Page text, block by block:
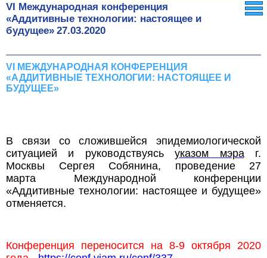
VI Международная конференция
«Аддитивные технологии: настоящее и
будущее» 27.03.2020
VI МЕЖДУНАРОДНАЯ КОНФЕРЕНЦИЯ
«АДДИТИВНЫЕ ТЕХНОЛОГИИ: НАСТОЯЩЕЕ И
БУДУЩЕЕ»
В связи со сложившейся эпидемиологической
ситуацией и руководствуясьуказом мэраг.
Москвы Сергея Собянина, проведение 27
марта Международной конференции
«Аддитивные технологии: настоящее и будущее»
отменяется.
Конференция переносится на 8-9 октября 2020